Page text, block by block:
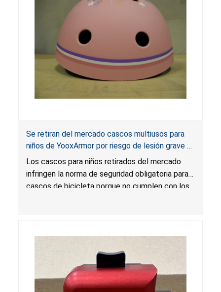
Se retiran del mercado cascos multiusos para
niños de YooxArmor por riesgo de lesión grave o
muerte por lesión en la cabeza; infringen la
norma obligatoria para cascos de bicicleta;
vendidos en Amazon por YooxArmor
Los cascos para niños retirados del mercado
infringen la norma de seguridad obligatoria para
cascos de bicicleta porque no cumplen con los
en caso de colisión, lo que presenta un riesgo
grave de lesión o muerte por lesión en la